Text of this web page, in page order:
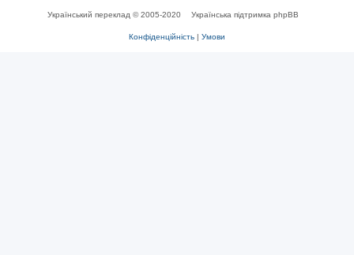
Український переклад © 2005-2020 Українська підтримка phpBB
Конфіденційність | Умови